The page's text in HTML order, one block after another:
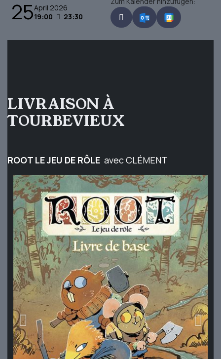
25April 2026
19:00
23:30
LIVRAISON À
TOURBEVIEUX
ROOT LE JEU DE RÔLE avec CLÉMENT
Précedent